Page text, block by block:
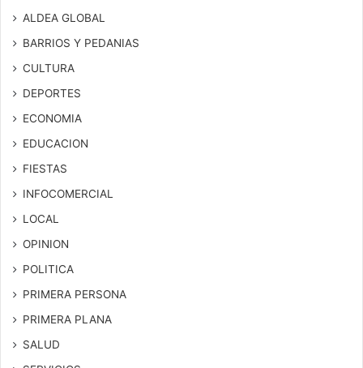
ALDEA GLOBAL
BARRIOS Y PEDANIAS
CULTURA
DEPORTES
ECONOMIA
EDUCACION
FIESTAS
INFOCOMERCIAL
LOCAL
OPINION
POLITICA
PRIMERA PERSONA
PRIMERA PLANA
SALUD